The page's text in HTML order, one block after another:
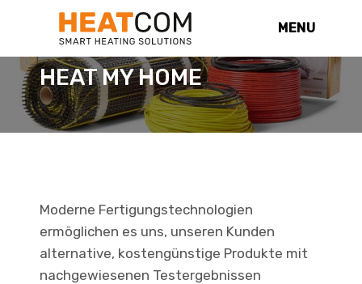
MENU
HEAT MY HOME
Moderne Fertigungstechnologien
ermöglichen es uns, unseren Kunden
alternative, kostengünstige Produkte mit
nachgewiesenen Testergebnissen